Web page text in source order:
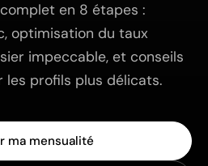
en 8 étapes :
optimisation du taux
impeccable, et conseils
les profils plus délicats.
ma mensualité